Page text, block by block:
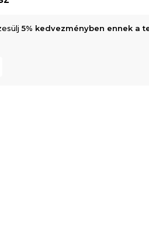
5% kedvezményben ennek a